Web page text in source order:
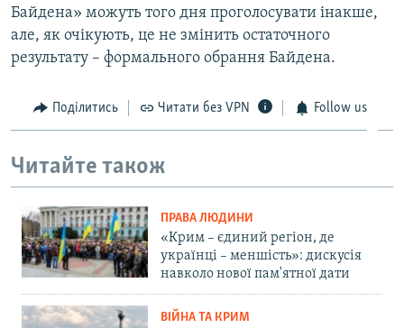
Байдена» можуть того дня проголосувати інакше,
але, як очікують, це не змінить остаточного
результату – формального обрання Байдена.
Поділитись Читати без VPN Follow us
Читайте також
ПРАВА ЛЮДИНИ
«Крим – єдиний регіон, де
українці – меншість»: дискусія
навколо нової пам'ятної дати
ВІЙНА ТА КРИМ